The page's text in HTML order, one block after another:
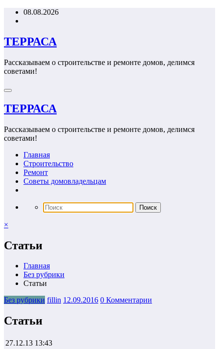
Перейти08.08.2026
ТЕРРАСА
Рассказываем о строительстве и ремонте домов, делимся
советами!
ТЕРРАСА
Рассказываем о строительстве и ремонте домов, делимся
советами!
Главная
Строительство
Ремонт
Советы домовладельцам
×
Статьи
Главная
Без рубрики
Статьи
Без рубрики fillin 12.09.2016 0 Комментарии
Статьи
27.12.13 13:43